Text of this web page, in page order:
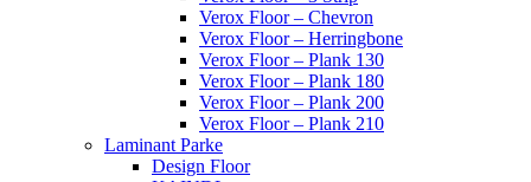
Verox Floor – Chevron
Verox Floor – Herringbone
Verox Floor – Plank 130
Verox Floor – Plank 180
Verox Floor – Plank 200
Verox Floor – Plank 210
Laminant Parke
Design Floor